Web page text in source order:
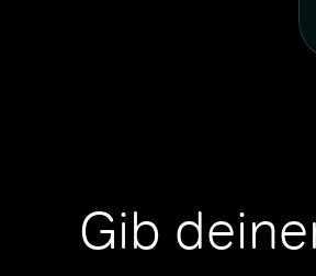
Gib